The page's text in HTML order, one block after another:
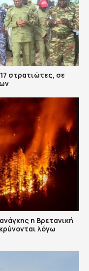
στρατιώτες, σε
η Βρετανική
λόγω